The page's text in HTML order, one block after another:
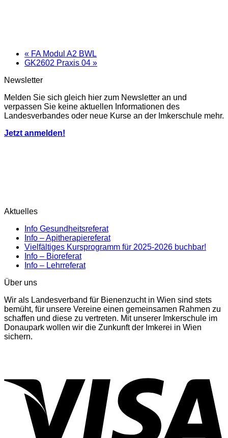
« FA Modul A2 BWL
GK2602 Praxis 04 »
Newsletter
Melden Sie sich gleich hier zum Newsletter an und
verpassen Sie keine aktuellen Informationen des
Landesverbandes oder neue Kurse an der Imkerschule mehr.
Jetzt anmelden!
Aktuelles
Info Gesundheitsreferat
Info – Apitherapiereferat
Vielfältiges Kursprogramm für 2025-2026 buchbar!
Info – Bioreferat
Info – Lehrreferat
Über uns
Wir als Landesverband für Bienenzucht in Wien sind stets
bemüht, für unsere Vereine einen gemeinsamen Rahmen zu
schaffen und diese zu vertreten. Mit unserer Imkerschule im
Donaupark wollen wir die Zunkunft der Imkerei in Wien
sichern.